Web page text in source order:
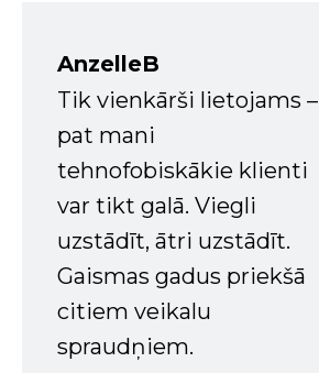
AnzelleB
Tik vienkārši lietojams –
pat mani
tehnofobiskākie klienti
var tikt galā. Viegli
uzstādīt, ātri uzstādīt.
Gaismas gadus priekšā
citiem veikalu
spraudņiem.